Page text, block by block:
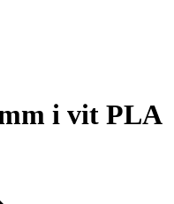
i vit PLA